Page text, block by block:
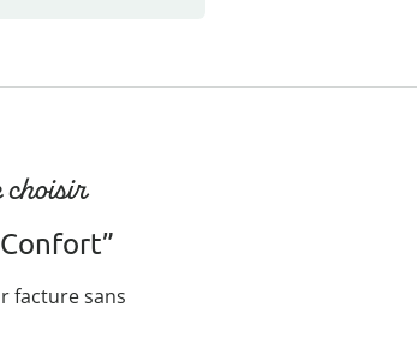
choisir
facture sans